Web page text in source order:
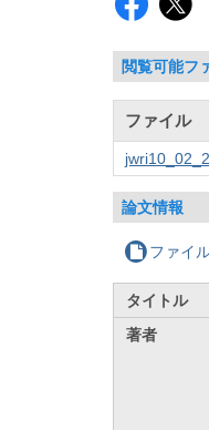
閲覧可能フ
ファイル
論文情報
ファイ
タイトル
著者